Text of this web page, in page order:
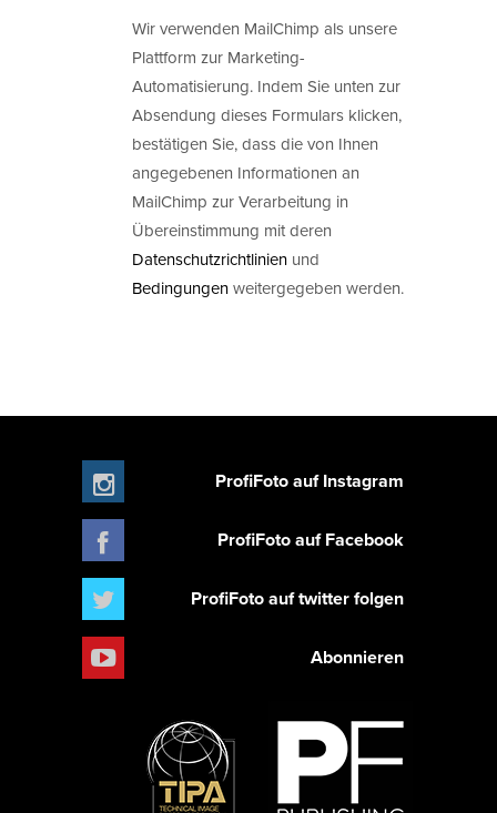
Wir verwenden MailChimp als unsere
Plattform zur Marketing-
Automatisierung. Indem Sie unten zur
Absendung dieses Formulars klicken,
bestätigen Sie, dass die von Ihnen
angegebenen Informationen an
MailChimp zur Verarbeitung in
Übereinstimmung mit deren
Datenschutzrichtlinien und
Bedingungenweitergegeben werden.
ProfiFoto auf Instagram
ProfiFoto auf Facebook
ProfiFoto auf twitter folgen
Abonnieren